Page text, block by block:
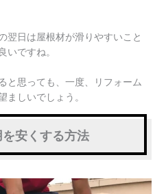
翌日は屋根材が滑りやすいこと
いですね。
と思っても、一度、リフォーム
ましいでしょう。
安くする方法